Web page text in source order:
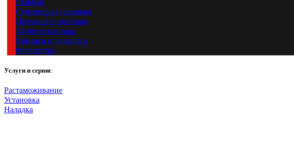
Главная
Сувенирная упаковка
Промышленная тара
Химическая тара
Крышки и донышки
Фурнитура
Услуги и сервис
Растаможивание
Установка
Наладка